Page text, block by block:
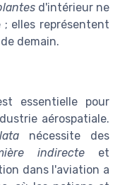
d'intérieur ne
; elles représentent
demain.
essentielle pour
aérospatiale.
nécessite des
indirecte et
dans l'aviation a